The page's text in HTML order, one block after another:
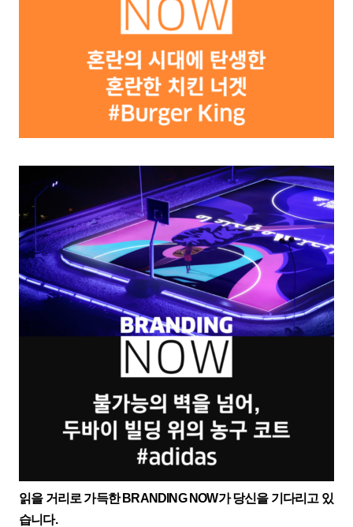
읽을 거리로 가득한 BRANDING NOW가 당신을 기다리고 있
습니다.